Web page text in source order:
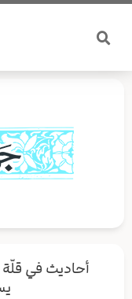
تخطي
المحتوى
أحاديث في قلّة